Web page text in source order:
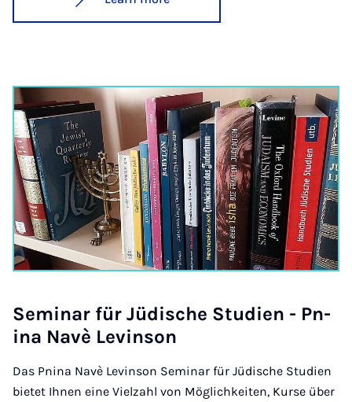
Sem­in­ar für Jüdis­che Stud­i­en - Pn­
ina Navè Lev­in­son
Das Pnina Navè Levinson Seminar für Jüdische Studien
bietet Ihnen eine Vielzahl von Möglichkeiten, Kurse über